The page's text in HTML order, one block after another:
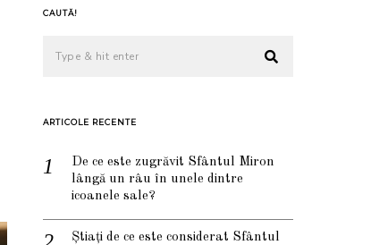
CAUTĂ!
ARTICOLE RECENTE
De ce este zugrăvit Sfântul Miron
lângă un râu în unele dintre
icoanele sale?
Știați de ce este considerat Sfântul